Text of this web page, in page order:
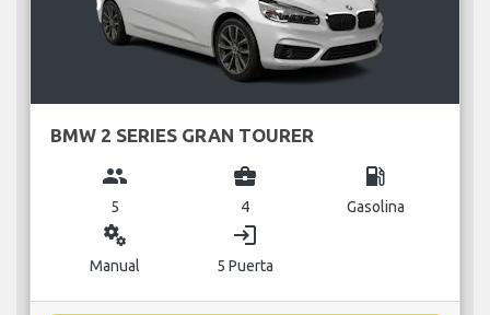
BMW 2 SERIES GRAN TOURER
group
5
business_center
4
local_gas_station
Gasolina
miscellaneous_services
Manual
login
5 Puerta